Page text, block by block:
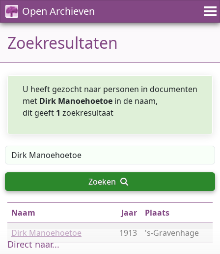
Open Archieven
Zoekresultaten
U heeft gezocht naar personen in documenten
met Dirk Manoehoetoe in de naam,
dit geeft 1 zoekresultaat
Zoeken
Naam Jaar
Plaats
Dirk Manoehoetoe
1913 's-Gravenhage
Direct naar...